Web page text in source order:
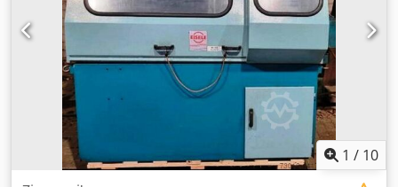
1 / 10